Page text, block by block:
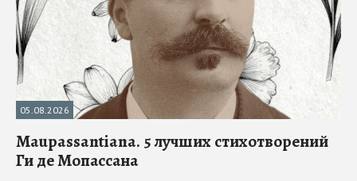
05.08.2026
Maupassantiana. 5 лучших стихотворений
Ги де Мопассана